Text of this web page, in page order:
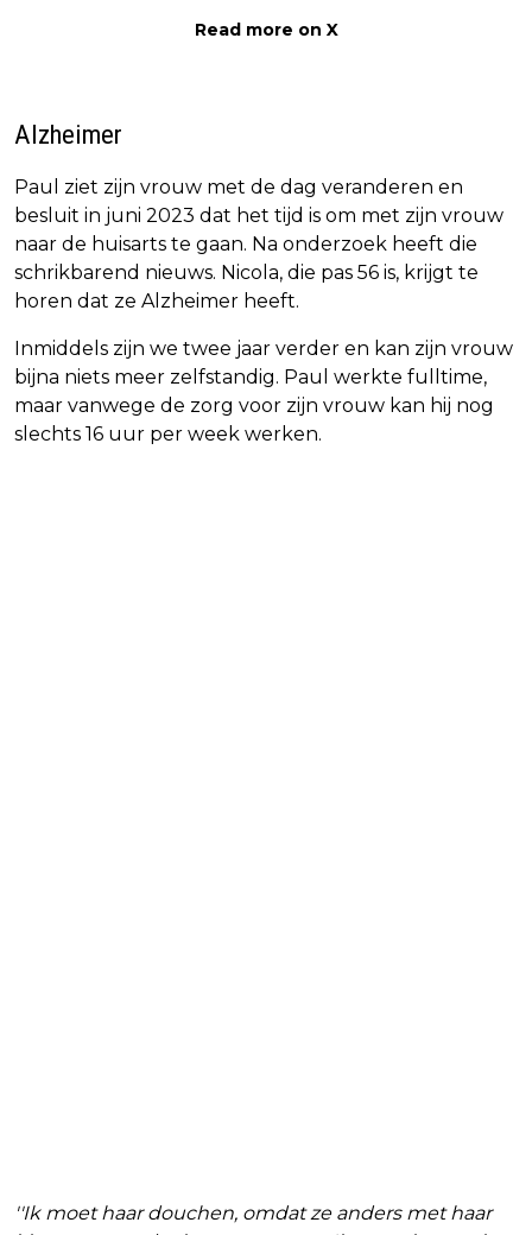
Read more on X
Alzheimer
Paul ziet zijn vrouw met de dag veranderen en
besluit in juni 2023 dat het tijd is om met zijn vrouw
naar de huisarts te gaan. Na onderzoek heeft die
schrikbarend nieuws. Nicola, die pas 56 is, krijgt te
horen dat ze Alzheimer heeft.
Inmiddels zijn we twee jaar verder en kan zijn vrouw
bijna niets meer zelfstandig. Paul werkte fulltime,
maar vanwege de zorg voor zijn vrouw kan hij nog
slechts 16 uur per week werken.
''Ik moet haar douchen, omdat ze anders met haar